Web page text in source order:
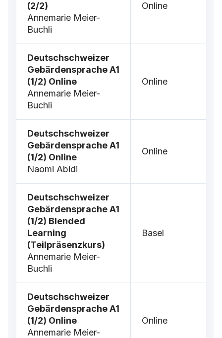
(2/2)
Annemarie Meier-
Buchli
Online
Deutschschweizer
Gebärdensprache A1
(1/2) Online
Annemarie Meier-
Buchli
Online
Deutschschweizer
Gebärdensprache A1
(1/2) Online
Naomi Abidi
Online
Deutschschweizer
Gebärdensprache A1
(1/2) Blended
Learning
(Teilpräsenzkurs)
Annemarie Meier-
Buchli
Basel
Deutschschweizer
Gebärdensprache A1
(1/2) Online
Annemarie Meier-
Online